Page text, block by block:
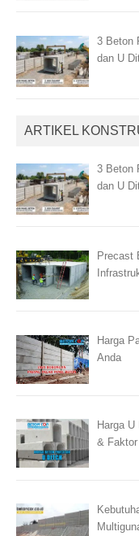
3 Beton
dan U
ARTIKEL
3 Beton
dan U
Precast
Harga
Anda
Harga
&